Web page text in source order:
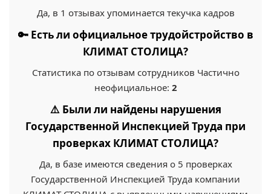
Да, в 1 отзывах упоминается текучка кадров
🔑 Есть ли официальное трудойстройство в
КЛИМАТ СТОЛИЦА?
Статистика по отзывам сотрудников Частично
неофициальное: 2
⚠️ Были ли найдены нарушения
Государственной Инспекцией Труда при
проверках КЛИМАТ СТОЛИЦА?
Да, в базе имеются сведения о 5 проверках
Государственной Инспекцией Труда компании